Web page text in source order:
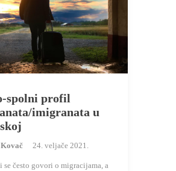
spolni profil
imigranata u
24. veljače 2021.
se često govori o migracijama, a